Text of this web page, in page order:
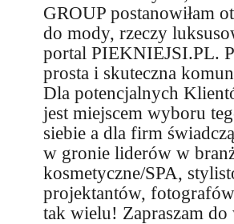
GROUP postanowiłam
do mody, rzeczy
portal PIEKNIEJSI.PL.
prosta i skuteczna
Dla potencjalnych
jest miejscem wyboru
siebie a dla firm
w gronie liderów w
kosmetyczne/SPA,
projektantów,
tak wielu! Zapraszam do